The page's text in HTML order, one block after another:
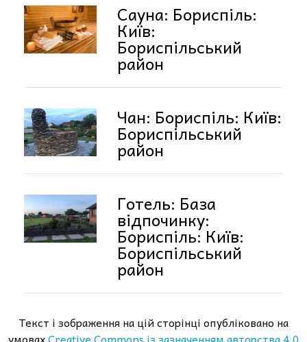
Сауна: Бориспіль:
Київ:
Бориспільський
район
Чан: Бориспіль: Київ:
Бориспільський
район
Готель: База
відпочинку:
Бориспіль: Київ:
Бориспільський
район
Текст і зображення на цій сторінці опубліковано на